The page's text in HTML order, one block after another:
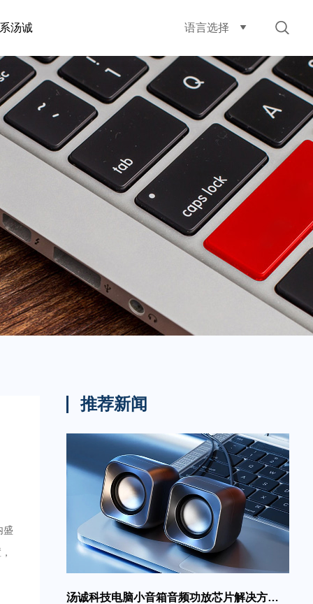
汤诚 语言选择
盛
推荐新闻
汤诚科技电脑小音箱音频功放芯片解决方案-5V、2.4W音频功放芯片XA8002D